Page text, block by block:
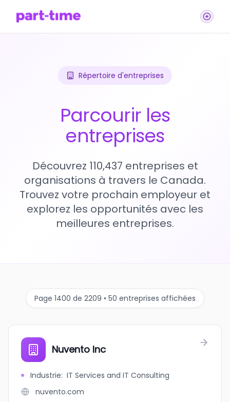
Répertoire d'entreprises
Parcourir les
entreprises
Découvrez 110,437 entreprises et
organisations à travers le Canada.
Trouvez votre prochain employeur et
explorez les opportunités avec les
meilleures entreprises.
Page 1400 de 2209 • 50 entreprises affichées
Nuvento Inc
Industrie: IT Services and IT Consulting
nuvento.com